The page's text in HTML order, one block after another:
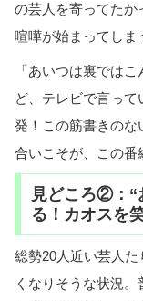
の芸人を寄ってたか
喧嘩が始まってしま
「あいつは裏では
ど、テレビで言っ
発！この筋書きのな
合いこそが、この番
見どころ②：“
る！カオスを
総勢20人近い芸人
くなりそうな状況